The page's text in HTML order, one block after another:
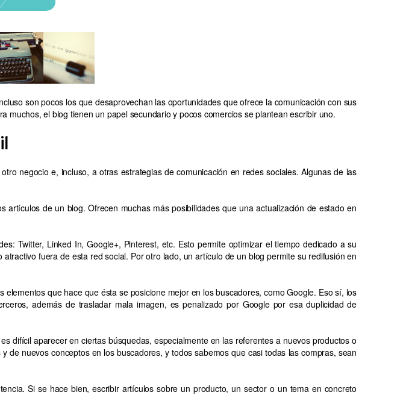
son pocos los que desaprovechan las oportunidades que ofrece la comunicación con sus
el blog tienen un papel secundario y pocos comercios se plantean escribir uno.
negocio e, incluso, a otras estrategias de comunicación en redes sociales. Algunas de las
artículos de un blog. Ofrecen muchas más posibilidades que una actualización de estado en
Twitter, Linked In, Google+, Pinterest, etc. Esto permite optimizar el tiempo dedicado a su
fuera de esta red social. Por otro lado, un artículo de un blog permite su redifusión en
que hace que ésta se posicione mejor en los buscadores, como Google. Eso sí, los
además de trasladar mala imagen, es penalizado por Google por esa duplicidad de
difícil aparecer en ciertas búsquedas, especialmente en las referentes a nuevos productos o
nuevos conceptos en los buscadores, y todos sabemos que casi todas las compras, sean
Si se hace bien, escribir artículos sobre un producto, un sector o un tema en concreto